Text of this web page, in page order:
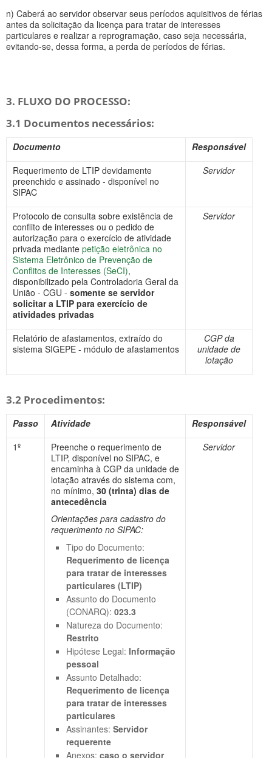
n) Caberá ao servidor observar seus períodos aquisitivos de férias
antes da solicitação da licença para tratar de interesses
particulares e realizar a reprogramação, caso seja necessária,
evitando-se, dessa forma, a perda de períodos de férias.
3. FLUXO DO PROCESSO:
3.1 Documentos necessários:
Documento
Responsável
Requerimento de LTIP devidamente
preenchido e assinado - disponível no
SIPAC
Servidor
Protocolo de consulta sobre existência de
conflito de interesses ou o pedido de
autorização para o exercício de atividade
privada mediante petição eletrônica no
Sistema Eletrônico de Prevenção de
Conflitos de Interesses (SeCI),
disponibilizado pela Controladoria Geral da
União - CGU - somente se servidor
solicitar a LTIP para exercício de
atividades privadas
Servidor
Relatório de afastamentos, extraído do
sistema SIGEPE - módulo de afastamentos
CGP da
unidade de
lotação
3.2 Procedimentos:
Passo Atividade
Responsável
1º
Preenche o requerimento de
LTIP, disponível no SIPAC, e
encaminha à CGP da unidade de
lotação através do sistema com,
no mínimo, 30 (trinta) dias de
antecedência
Orientações para cadastro do
requerimento no SIPAC:
Tipo do Documento:
Requerimento de licença
para tratar de interesses
particulares (LTIP)
Assunto do Documento
(CONARQ): 023.3
Natureza do Documento:
Restrito
Hipótese Legal: Informação
pessoal
Assunto Detalhado:
Requerimento de licença
para tratar de interesses
particulares
Assinantes: Servidor
requerente
Anexos: caso o servidor
Servidor